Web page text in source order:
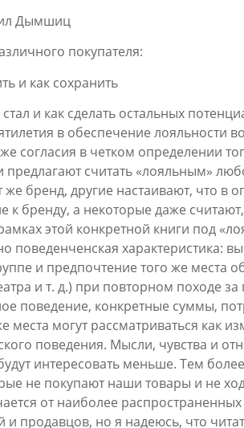
Дымшиц
покупателя:
и как сохранить
и как сделать остальных
в обеспечение лояльности
согласия в четком определении
считать «лояльным»
бренд, другие настаивают, что в
бренду, а некоторые даже
этой конкретной книги под
поведенченская характеристика:
и предпочтение того же места
и т. д.) при повторном походе
поведение, конкретные суммы,
места могут рассматриваться как
поведения. Мысли, чувства и
интересовать меньше. Тем более
не покупают наши товары и не
от наиболее
продавцов, но я надеюсь, что